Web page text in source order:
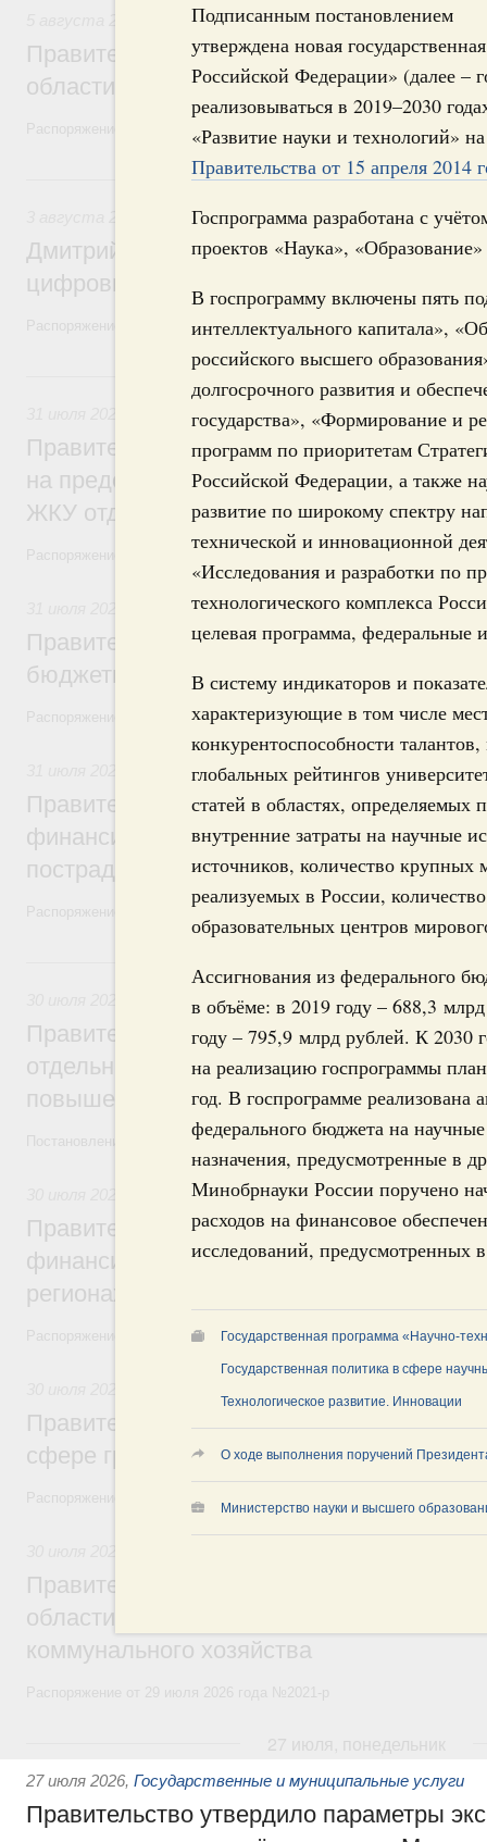
Подписанным постановлением
утверждена новая
Российской Федерации» (далее –
реализовываться в 2019–2030
«Развитие науки и технологий»
Правительства от 15 апреля 2014
Госпрограмма разработана с
проектов «Наука»,
В госпрограмму включены пять
интеллектуального капитала»,
российского высшего
долгосрочного развития и
государства», «Формирование и
программ по приоритетам
Российской Федерации, а также
развитие по широкому спектру
технической и инновационной
«Исследования и разработки по
технологического комплекса
целевая программа, федеральные
В систему индикаторов и
характеризующие в том числе
конкурентоспособности
глобальных рейтингов
статей в областях, определяемых
внутренние затраты на научные
источников, количество крупных
реализуемых в России,
образовательных центров
Ассигнования из федерального
в объёме: в 2019 году – 688,3
году – 795,9 млрд рублей. К 2030
на реализацию госпрограммы
год. В госпрограмме реализована
федерального бюджета на
назначения, предусмотренные в
Минобрнауки России поручено
расходов на финансовое
исследований, предусмотренных
Государственная программа «Научно-
Государственная политика в сфере
Технологическое развитие. Инновации
О ходе выполнения поручений
Министерство науки и высшего
Национальный проект «Экологическое
Правительство увеличило объём
области в рамках федерального
Распоряжение от 3 августа 2026 года №2067-р
3 августа, понедельник
Регулирование в сфере торговли.
Дмитрий Григоренко возглавил штаб по
цифровых платформ
Распоряжение от 25 июля 2026 года №1966-р
31 июля, пятница
Социальная поддержка отдельных
Правительство направит регионам
на предоставление мер социальной
ЖКУ отдельным категориям граждан
Бюджеты субъектов Федерации.
Правительство спишет часть
бюджетным кредитам ещё двум
Распоряжение от 29 июля 2026 года №2016-р
Чрезвычайные ситуации и ликвидация их
Правительство выделило
финансирование Дагестану и Чечне на
пострадавшим от наводнения
Распоряжение от 28 июля 2026 года №1999-р и распоряжение от
Оборот бензина и дизельного топлива
Правительство ввело новый временный
отдельных видов топлива и утвердило
повышения доступности нефтепродуктов
Постановления от 30 июля 2026 года №952, №953, №954
Малое и среднее предпринимательство
Правительство выделило
финансирование на поддержку бизнеса
регионах
Распоряжение от 30 июля 2026 года №2031-р
Правительство профинансирует
сфере гражданской авиации
Распоряжение от 27 июля 2026 года №1979-р, распоряжение от 30
Правительство выделило
области на поддержку предприятий
коммунального хозяйства
27 июля 2026, Государственные и муниципальные услуги
Правительство утвердило параметры